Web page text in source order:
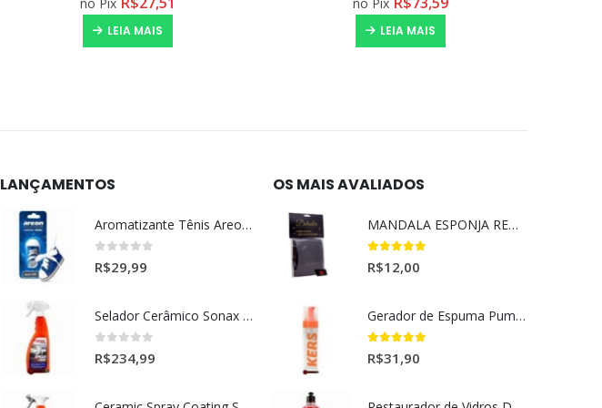
no Pix
LEIA MAIS
no Pix
COMPRAR
LANÇAMENTOS
Aromatizante Tênis Areon Fresh Wave New Car / Carro Novo
0out of 5
R$29,99
Selador Cerâmico Sonax Xtreme Ceramic Spray + Seal (750ml)
0out of 5
R$234,99
OS MAIS AVALIADOS
MANDALA ESPONJA REMOVEDORA DE INSETO
5.00out of 5
R$12,00
Gerador de Espuma Pump Espuma Kers (200ml)
5.00out of 5
R$31,90